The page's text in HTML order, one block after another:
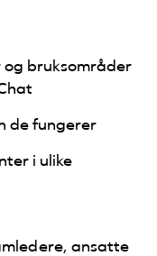
og bruksområder
de fungerer
i ulike
ansatte